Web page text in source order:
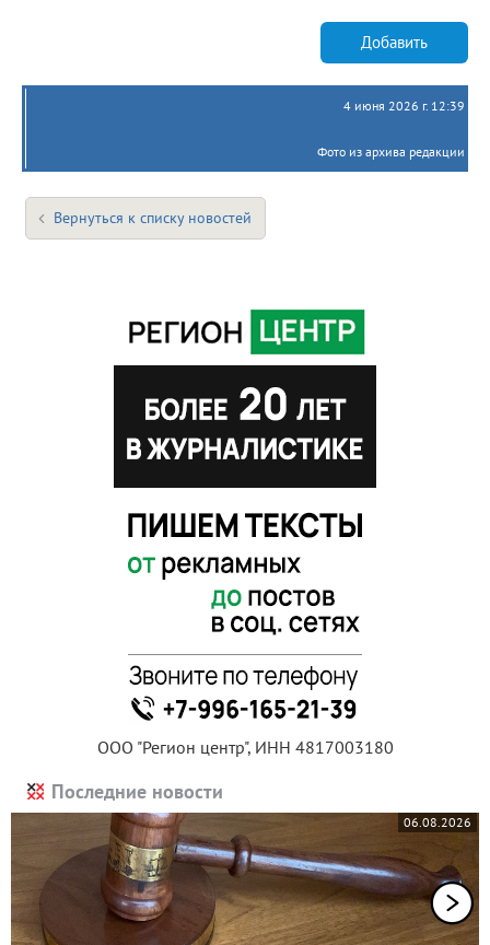
Добавить
4 июня 2026 г. 12:39
Фото из архива редакции
Вернуться к списку новостей
ООО "Регион центр", ИНН 4817003180
Последние новости
06.08.2026